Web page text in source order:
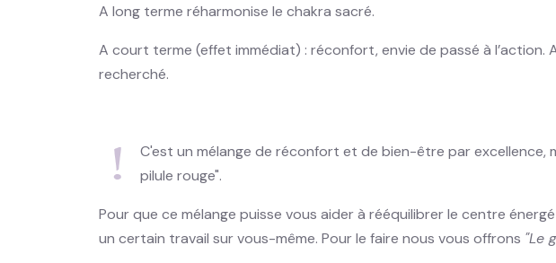
A long terme réharmonise le chakra sacré.
A court terme (effet immédiat) : réconfort, envie de passé à l’action.
recherché.
C'est un mélange de réconfort et de bien-être par excellence,
pilule rouge".
Pour que ce mélange puisse vous aider à rééquilibrer le centre
un certain travail sur vous-même. Pour le faire nous vous offrons "Le